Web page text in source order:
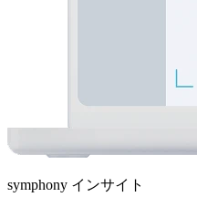
symphony インサイト